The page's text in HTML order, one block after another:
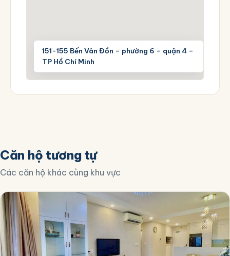
151-155 Bến Vân Đồn – phường 6 – quận 4 –
TP Hồ Chí Minh
Căn hộ tương tự
Các căn hộ khác cùng khu vực